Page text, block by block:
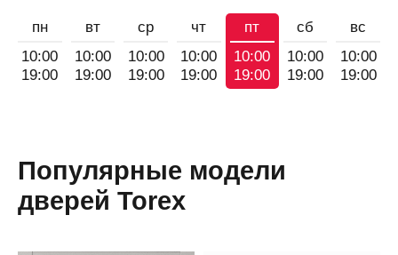
пн
10:00
19:00
вт
10:00
19:00
ср
10:00
19:00
чт
10:00
19:00
пт
10:00
19:00
сб
10:00
19:00
вс
10:00
19:00
Популярные модели
дверей Torex